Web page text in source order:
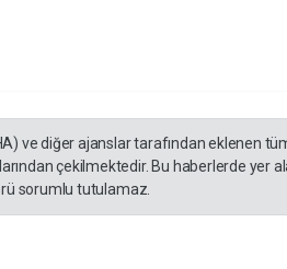
ve diğer ajanslar tarafından eklenen
çekilmektedir. Bu haberlerde yer
sorumlu tutulamaz.